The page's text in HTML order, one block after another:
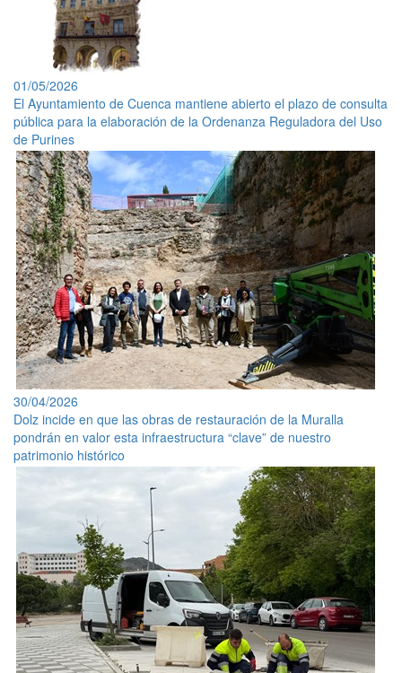
01/05/2026
El Ayuntamiento de Cuenca mantiene abierto el plazo de consulta
pública para la elaboración de la Ordenanza Reguladora del Uso
de Purines
30/04/2026
Dolz incide en que las obras de restauración de la Muralla
pondrán en valor esta infraestructura “clave” de nuestro
patrimonio histórico